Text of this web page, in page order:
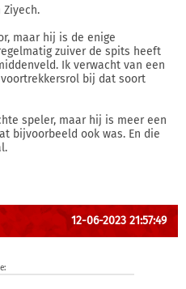
maar hij is de enige
zuiver de spits heeft
Ik verwacht van een
bij dat soort
speler, maar hij is meer een
bijvoorbeeld ook was. En die
12-06-2023 21:57:49